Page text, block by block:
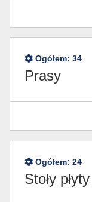
Ogółem: 34
Prasy
Ogółem: 24
Stoły